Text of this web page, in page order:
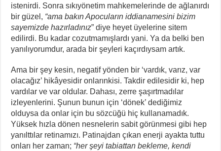
istenirdi. Sonra sıkıyönetim mahkemelerinde de ağlanırdı
bir güzel, “ama bakın Apocuların iddianamesini bizim
sayemizde hazırladınız” diye heyet üyelerine sitem
edilirdi. Bu kadar cozutmamışlardı yani. Ya da belki ben
yanılıyorumdur, arada bir şeyleri kaçırdıysam artık.
Ama bir şey kesin, negatif yönden bir ‘vardık, varız, var
olacağız’ hikâyesidir onlarınkisi. Takdir edilesidir ki, hep
vardılar ve var oldular. Dahası, zerre şaşırtmadılar
izleyenlerini. Şunun bunun için ‘dönek’ dediğimiz
olduysa da onlar için bu sözcüğü hiç kullanamadık.
Yüksek hızla dönen nesnelerin sabit görünmesi gibi hep
yanılttılar retinamızı. Patinajdan çıkan enerji ayakta tuttu
onları her zaman; “her şeyi tabiattan bekleme, kendi